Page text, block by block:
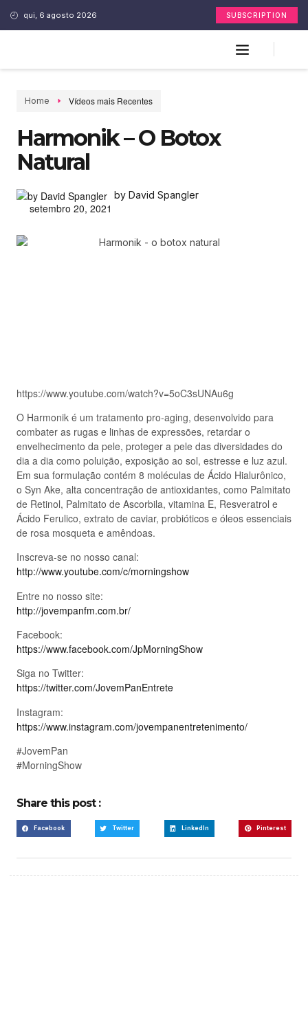
qui, 6 agosto 2026 SUBSCRIPTION
Home Vídeos mais Recentes
Harmonik – O Botox
Natural
by David Spangler
setembro 20, 2021
https://www.youtube.com/watch?v=5oC3sUNAu6g
O Harmonik é um tratamento pro-aging, desenvolvido para
combater as rugas e linhas de expressões, retardar o
envelhecimento da pele, proteger a pele das diversidades do
dia a dia como poluição, exposição ao sol, estresse e luz azul.
Em sua formulação contém 8 moléculas de Ácido Hialurônico,
o Syn Ake, alta concentração de antioxidantes, como Palmitato
de Retinol, Palmitato de Ascorbila, vitamina E, Resveratrol e
Ácido Ferulico, extrato de caviar, probióticos e óleos essenciais
de rosa mosqueta e amêndoas.
Inscreva-se no nosso canal:
http://www.youtube.com/c/morningshow
Entre no nosso site:
http://jovempanfm.com.br/
Facebook:
https://www.facebook.com/JpMorningShow
Siga no Twitter:
https://twitter.com/JovemPanEntrete
Instagram:
https://www.instagram.com/jovempanentretenimento/
#JovemPan
#MorningShow
Share this post :
Facebook Twitter LinkedIn Pinterest